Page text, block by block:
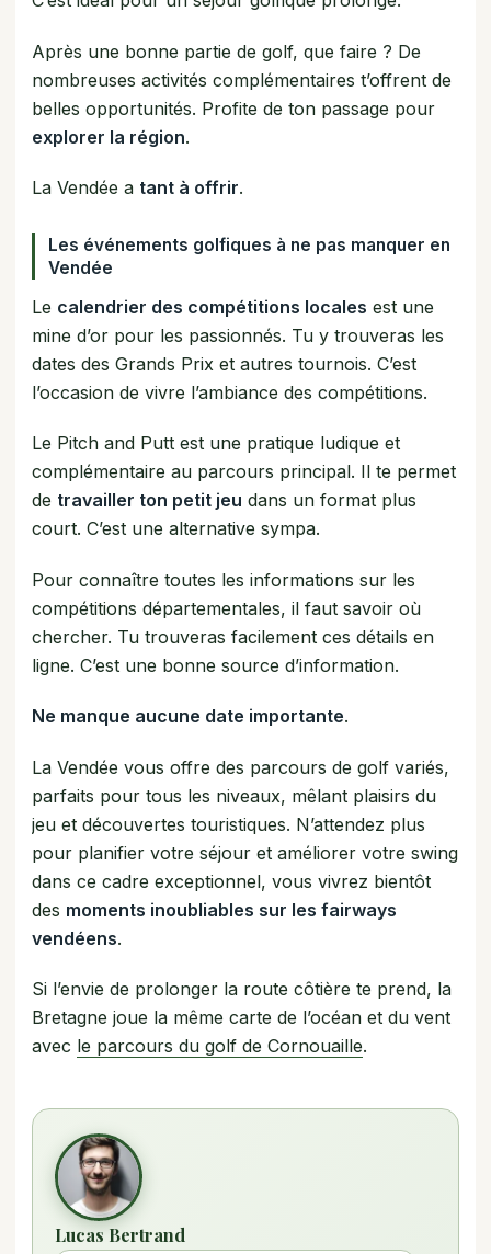
Après une bonne partie de golf, que faire ? De
nombreuses activités complémentaires t’offrent de
belles opportunités. Profite de ton passage pour
explorer la région.
La Vendée a tant à offrir.
Les événements golfiques à ne pas manquer en
Vendée
Le calendrier des compétitions locales est une
mine d’or pour les passionnés. Tu y trouveras les
dates des Grands Prix et autres tournois. C’est
l’occasion de vivre l’ambiance des compétitions.
Le Pitch and Putt est une pratique ludique et
complémentaire au parcours principal. Il te permet
de travailler ton petit jeu dans un format plus
court. C’est une alternative sympa.
Pour connaître toutes les informations sur les
compétitions départementales, il faut savoir où
chercher. Tu trouveras facilement ces détails en
ligne. C’est une bonne source d’information.
Ne manque aucune date importante.
La Vendée vous offre des parcours de golf variés,
parfaits pour tous les niveaux, mêlant plaisirs du
jeu et découvertes touristiques. N’attendez plus
pour planifier votre séjour et améliorer votre swing
dans ce cadre exceptionnel, vous vivrez bientôt
des moments inoubliables sur les fairways
vendéens.
Si l’envie de prolonger la route côtière te prend, la
Bretagne joue la même carte de l’océan et du vent
avec le parcours du golf de Cornouaille.
Lucas Bertrand